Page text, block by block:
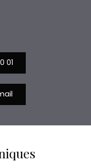
01